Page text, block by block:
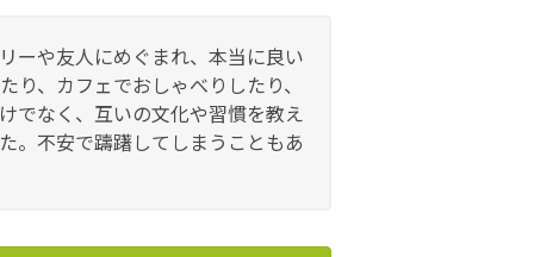
ーや友人にめぐまれ、本当に良い
、カフェでおしゃべりしたり、
でなく、互いの文化や習慣を教え
。不安で躊躇してしまうこともあ